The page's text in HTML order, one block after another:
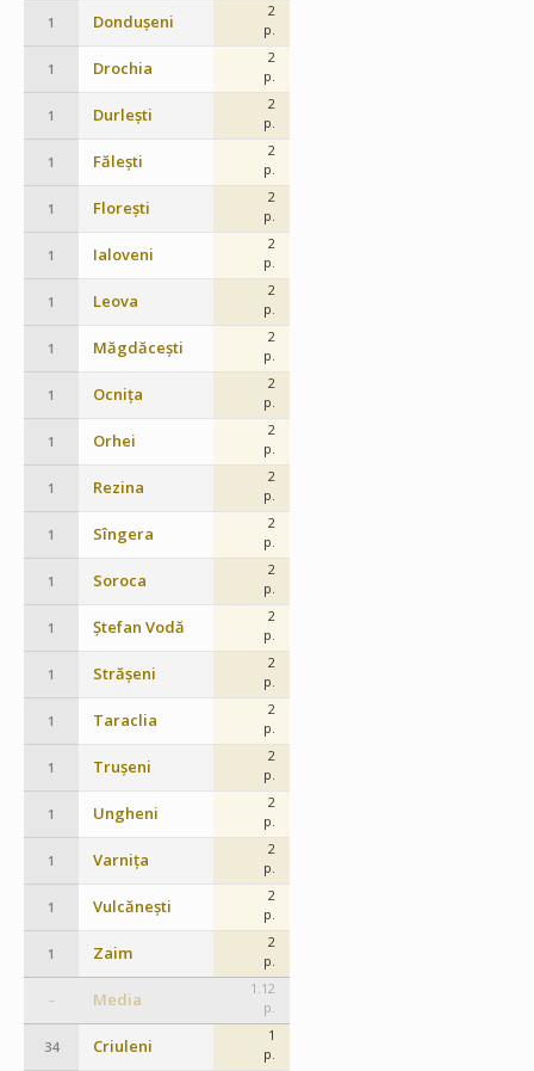
1 Dondușeni
2
p.
1 Drochia
2
p.
1 Durlești
2
p.
1 Fălești
2
p.
1 Florești
2
p.
1 Ialoveni
2
p.
1 Leova
2
p.
1 Măgdăcești
2
p.
1 Ocnița
2
p.
1 Orhei
2
p.
1 Rezina
2
p.
1 Sîngera
2
p.
1 Soroca
2
p.
1 Ștefan Vodă
2
p.
1 Strășeni
2
p.
1 Taraclia
2
p.
1 Trușeni
2
p.
1 Ungheni
2
p.
1 Varnița
2
p.
1 Vulcănești
2
p.
1 Zaim
2
p.
– Media
1.12
p.
34 Criuleni
1
p.